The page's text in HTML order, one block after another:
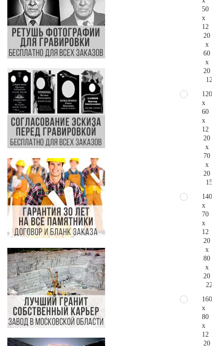
50
x
12
20
x
60
x
20
120
x
60
x
12
20
x
70
x
20
140
x
70
x
12
20
x
80
x
20
160
x
80
x
12
20